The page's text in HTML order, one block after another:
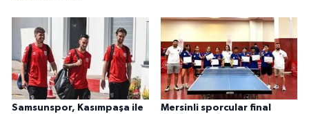
Samsunspor, Kasımpaşa ile
Mersinli sporcular final